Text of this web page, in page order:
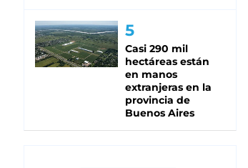
Casi 290 mil
hectáreas están
en manos
extranjeras en la
provincia de
Buenos Aires